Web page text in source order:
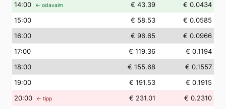
14:00 ← odavaim € 43.39
€ 0.0434
15:00 € 58.53
€ 0.0585
16:00 € 96.65
€ 0.0966
17:00 € 119.36
€ 0.1194
18:00 € 155.68
€ 0.1557
19:00 € 191.53
€ 0.1915
20:00 ← tipp € 231.01
€ 0.2310